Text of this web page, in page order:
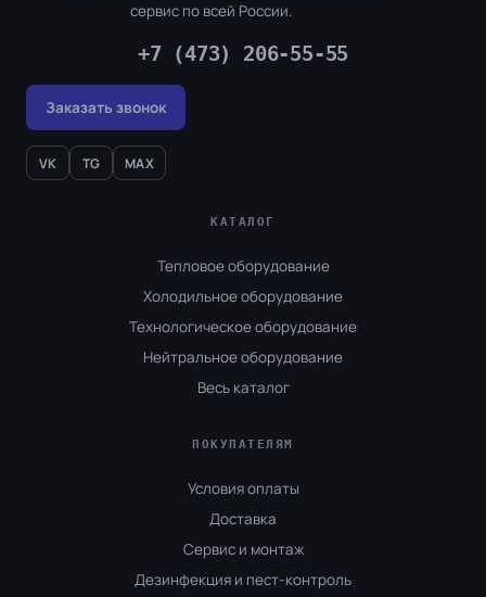
сервис по всей России.
+7 (473) 206-55-55
Заказать звонок
VK TG MAX
КАТАЛОГ
Тепловое оборудование
Холодильное оборудование
Технологическое оборудование
Нейтральное оборудование
Весь каталог
ПОКУПАТЕЛЯМ
Условия оплаты
Доставка
Сервис и монтаж
Дезинфекция и пест-контроль